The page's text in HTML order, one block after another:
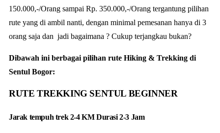
150.000,-/Orang sampai Rp. 350.000,-/Orang tergantung pilihan
rute yang di ambil nanti, dengan minimal pemesanan hanya di 3
orang saja dan jadi bagaimana ? Cukup terjangkau bukan?
Dibawah ini berbagai pilihan rute Hiking & Trekking di
Sentul Bogor:
RUTE TREKKING SENTUL BEGINNER
Jarak tempuh trek 2-4 KM Durasi 2-3 Jam